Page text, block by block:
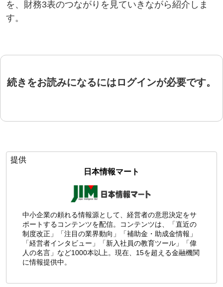
を、財務3表のつながりを見ていきながら紹介しま
す。
続きをお読みになるにはログインが必要です。
提供
日本情報マート
中小企業の頼れる情報源として、経営者の意思決定をサ
ポートするコンテンツを配信。コンテンツは、「直近の
制度改正」「注目の業界動向」「補助金・助成金情報」
「経営者インタビュー」「新入社員の教育ツール」「偉
人の名言」など1000本以上。現在、15を超える金融機関
に情報提供中。